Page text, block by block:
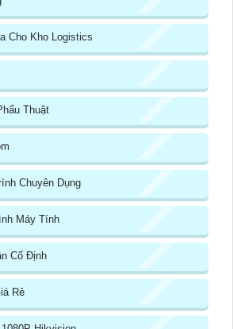
Cho Kho Logistics
Thuật
Chuyên Dụng
Máy Tính
Cố Định
Rẻ